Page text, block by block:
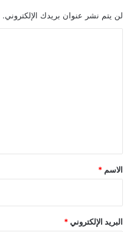
لن يتم نشر عنوان بريدك الإلكتروني.
*
الاسم *
البريد الإلكتروني *